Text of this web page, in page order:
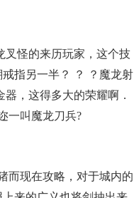
叉怪的来历玩家，这个技
指另一半？ ？ ？魔龙射
，这得多大的荣耀啊．
一叫魔龙刀兵?
而现在攻略，对于城内的